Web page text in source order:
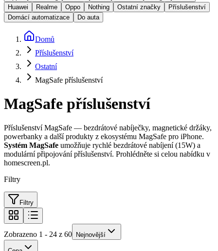
Huawei
Realme Oppo Nothing Ostatní značky
Příslušenství
Domácí automatizace
Do auta
Domů
Příslušenství
Ostatní
MagSafe příslušenství
MagSafe příslušenství
Příslušenství MagSafe — bezdrátové nabíječky, magnetické držáky,
powerbanky a další produkty z ekosystému MagSafe pro iPhone.
Systém MagSafe umožňuje rychlé bezdrátové nabíjení (15W) a
modulární připojování příslušenství. Prohlédněte si celou nabídku v
homescreen.pl.
Filtry
Filtry
Zobrazeno 1 - 24 z 60 Nejnovější